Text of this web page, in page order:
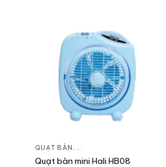
TRẦN QUẠT BÀN , QUẠT ĐIỆN, QUẠT TRẦN
Quạt bàn mini Hali HB08